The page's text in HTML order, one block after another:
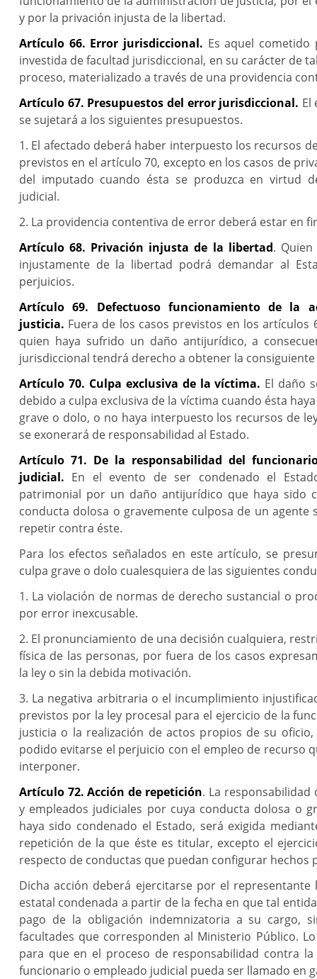
y por la privación injusta de la libertad.
Artículo 66. Error jurisdiccional. Es aquel
investida de facultad jurisdiccional, en su carácter de
proceso, materializado a través de una providencia
Artículo 67. Presupuestos del error jurisdiccional. El
se sujetará a los siguientes presupuestos.
1. El afectado deberá haber interpuesto los recursos
previstos en el artículo 70, excepto en los casos de
del imputado cuando ésta se produzca en virtud
judicial.
2. La providencia contentiva de error deberá estar en
Artículo 68. Privación injusta de la libertad.
injustamente de la libertad podrá demandar al
perjuicios.
Artículo 69. Defectuoso funcionamiento de la
justicia. Fuera de los casos previstos en los artículos
quien haya sufrido un daño antijurídico, a
jurisdiccional tendrá derecho a obtener la
Artículo 70. Culpa exclusiva de la víctima. El daño
debido a culpa exclusiva de la víctima cuando ésta
grave o dolo, o no haya interpuesto los recursos de
se exonerará de responsabilidad al Estado.
Artículo 71. De la responsabilidad del
judicial. En el evento de ser condenado el
patrimonial por un daño antijurídico que haya sido
conducta dolosa o gravemente culposa de un agente
repetir contra éste.
Para los efectos señalados en este artículo, se
culpa grave o dolo cualesquiera de las siguientes
1. La violación de normas de derecho sustancial o
por error inexcusable.
2. El pronunciamiento de una decisión cualquiera,
física de las personas, por fuera de los casos
la ley o sin la debida motivación.
3. La negativa arbitraria o el incumplimiento
previstos por la ley procesal para el ejercicio de la
justicia o la realización de actos propios de su
podido evitarse el perjuicio con el empleo de recurso
interponer.
Artículo 72. Acción de repetición. La
y empleados judiciales por cuya conducta dolosa o
haya sido condenado el Estado, será exigida
repetición de la que éste es titular, excepto el
respecto de conductas que puedan configurar hechos
Dicha acción deberá ejercitarse por el representante
estatal condenada a partir de la fecha en que tal
pago de la obligación indemnizatoria a su cargo,
facultades que corresponden al Ministerio Público.
para que en el proceso de responsabilidad contra
funcionario o empleado judicial pueda ser llamado en